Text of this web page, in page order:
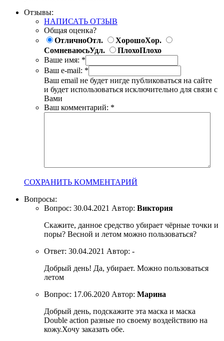
Отзывы:
НАПИСАТЬ ОТЗЫВ
Общая оценка?
ОтличноОтл. ХорошоХор.
СомневаюсьУдл. ПлохоПлохо
Ваше имя: *
Ваш e-mail: *
Ваш email не будет нигде публиковаться на сайте
и будет использоваться исключительно для связи с
Вами
Ваш комментарий: *
СОХРАНИТЬ КОММЕНТАРИЙ
Вопросы:
Вопрос: 30.04.2021 Автор: Виктория
Скажите, данное средство убирает чёрные точки и
поры? Весной и летом можно пользоваться?
Ответ: 30.04.2021 Автор: -
Добрый день! Да, убирает. Можно пользоваться
летом
Вопрос: 17.06.2020 Автор: Марина
Добрый день, подскажите эта маска и маска
Double action разные по своему воздействию на
кожу.Хочу заказать обе.